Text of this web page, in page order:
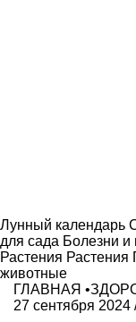
Лунный календарь
для сада Болезни и
Растения Растения
животные
ГЛАВНАЯ •
27 сентября 2024